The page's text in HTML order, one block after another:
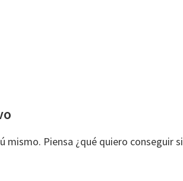
mismo. Piensa ¿qué quiero conseguir si